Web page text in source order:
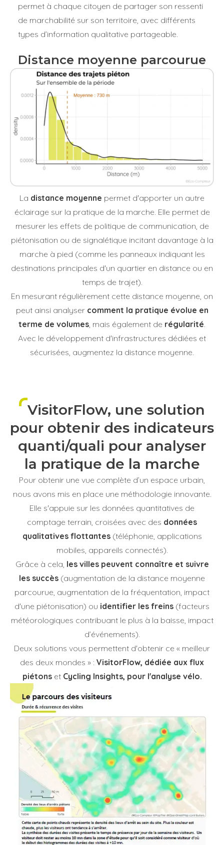
permet à chaque citoyen de partager son ressenti
de marchabilité sur son territoire, avec différents
types d’information qualitative partageable.
Distance moyenne parcourue
La distance moyenne permet d'apporter un autre
éclairage sur la pratique de la marche. Elle permet de
mesurer les effets de politique de communication, de
piétonisation ou de signalétique incitant davantage à la
marche à pied (comme les panneaux indiquant les
destinations principales d'un quartier en distance ou en
temps de trajet).
En mesurant régulièrement cette distance moyenne, on
peut ainsi analyser comment la pratique évolue en
terme de volumes, mais également de régularité.
Avec le développement d'infrastructures dédiées et
sécurisées, augmentez la distance moyenne.
VisitorFlow, une solution
pour obtenir des indicateurs
quanti/quali pour analyser
la pratique de la marche
Pour obtenir une vue complète d’un espace urbain,
nous avons mis en place une méthodologie innovante.
Elle s'appuie sur les données quantitatives de
comptage terrain, croisées avec des données
qualitatives flottantes (téléphonie, applications
mobiles, appareils connectés).
Grâce à cela, les villes peuvent connaître et suivre
les succès (augmentation de la distance moyenne
parcourue, augmentation de la fréquentation, impact
d'une piétonisation) ou identifier les freins (facteurs
météorologiques contribuant le plus à la baisse, impact
d’événements).
Deux solutions vous permettent d'obtenir ce « meilleur
des deux mondes » : VisitorFlow, dédiée aux flux
piétons et Cycling Insights, pour l'analyse vélo.